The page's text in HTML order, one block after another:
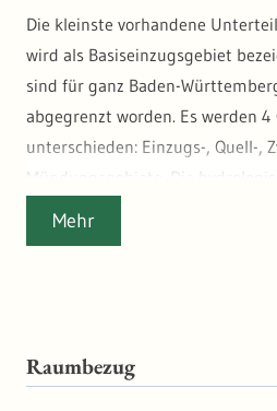
Die kleinste vorhandene
wird als Basiseinzugsgebiet
sind für ganz Baden-
abgegrenzt worden. Es werden 4
unterschieden: Einzugs-, Quell-,
Mündungsgebiete. Die
Gebiete werden aus den
Mehr
Raumbezug